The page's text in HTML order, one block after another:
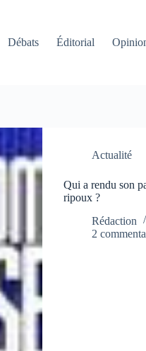
Débats Éditorial
Actualité
Qui a rendu son
ripoux ?
Rédaction
2